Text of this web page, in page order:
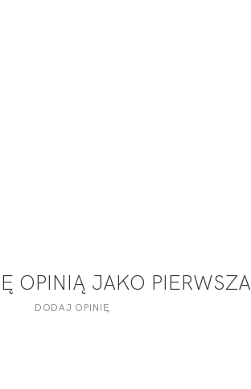
OPINIĄ JAKO PIERWSZA
DODAJ OPINIĘ